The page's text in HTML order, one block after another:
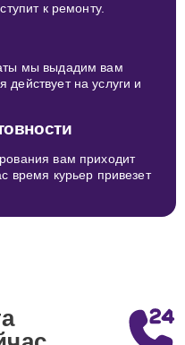
к ремонту.
мы выдадим вам
на услуги и
вам приходит
время курьер привезет